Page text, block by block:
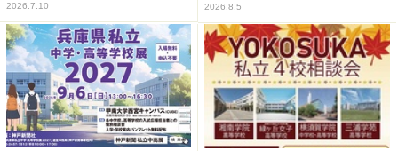
2026.7.10 2026.8.5